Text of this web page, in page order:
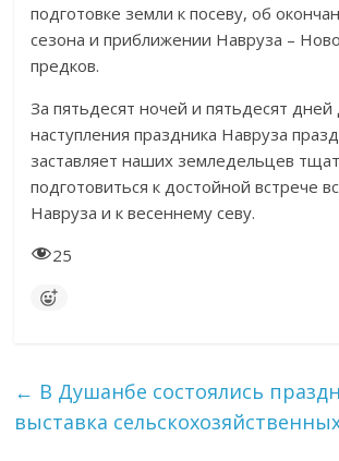
подготовке земли к посеву, об
сезона и приближении Навруза –
предков.
За пятьдесят ночей и пятьдесят дней
наступления праздника Навруза
заставляет наших земледельцев
подготовиться к достойной встрече
Навруза и к весеннему севу.
25
← В Душанбе состоялись
выставка